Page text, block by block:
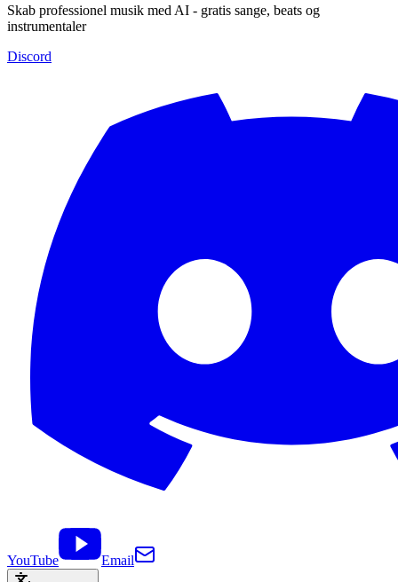
Skab professionel musik med AI - gratis sange, beats og
instrumentaler
Discord
YouTube Email